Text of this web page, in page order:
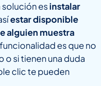
solución esinstalar
estar disponible
alguien muestra
es que no
o si tienen una duda
clic te pueden